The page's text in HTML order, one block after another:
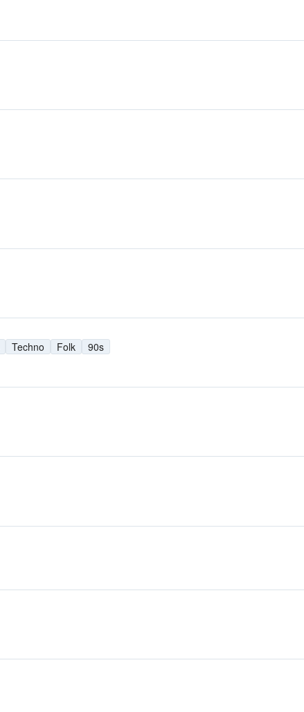
Techno Folk
90s